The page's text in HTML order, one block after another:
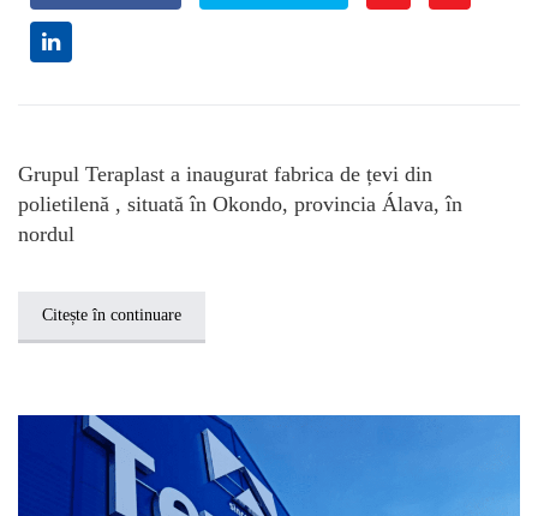
Grupul Teraplast a inaugurat fabrica de țevi din
polietilenă , situată în Okondo, provincia Álava, în
nordul
Citește în continuare